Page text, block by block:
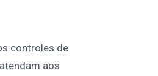
controles de
aos